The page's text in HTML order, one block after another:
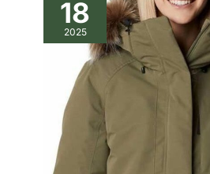
choix parfait. Son design léger
et sa doublure respirante
garantissent le confort, tandis
que l'extérieur hydrofuge vous
garde au sec. Disponible en
tailles M à XXL et en couleurs
comme le gris, le noir, le vert
fluo et le bleu marine, ce
manteau est parfait pour les
amateurs de plein air qui
demandent à la fois
fonctionnalité et style.
18
2025